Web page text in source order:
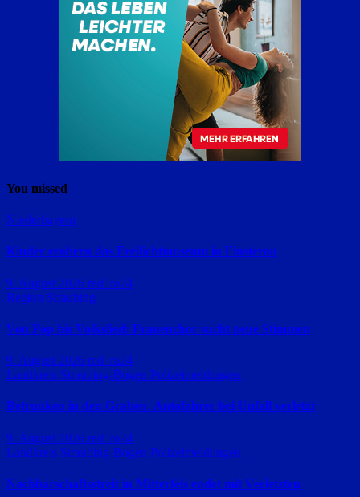
You missed
Niederbayern
Kinder erobern das Freilichtmuseum in Finsterau
9. August 2026 red_ra24
Region Straubing
Von Pop bis Volkslied: Frauenchor sucht neue Stimmen
9. August 2026 red_ra24
Landkreis Straubing-Bogen Polizeimeldungen
Betrunken in den Graben: Autofahrer bei Unfall verletzt
9. August 2026 red_ra24
Landkreis Straubing-Bogen Polizeimeldungen
Nachbarschaftsstreit in Mitterfels endet mit Verletzten